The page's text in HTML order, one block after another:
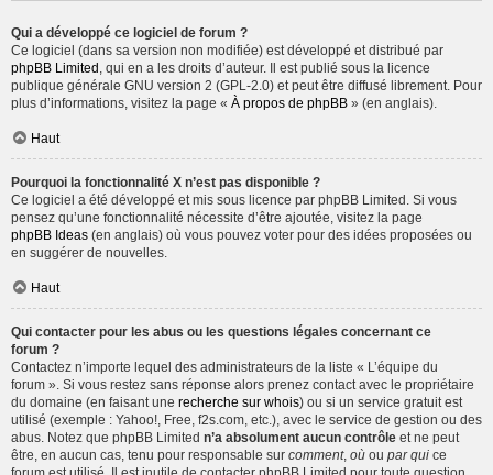
Qui a développé ce logiciel de forum ?
Ce logiciel (dans sa version non modifiée) est développé et distribué par
phpBB Limited , qui en a les droits d’auteur. Il est publié sous la licence
publique générale GNU version 2 (GPL-2.0) et peut être diffusé librement. Pour
plus d’informations, visitez la page « À propos de phpBB » (en anglais).
Haut
Pourquoi la fonctionnalité X n’est pas disponible ?
Ce logiciel a été développé et mis sous licence par phpBB Limited. Si vous
pensez qu’une fonctionnalité nécessite d’être ajoutée, visitez la page
phpBB Ideas (en anglais) où vous pouvez voter pour des idées proposées ou
en suggérer de nouvelles.
Haut
Qui contacter pour les abus ou les questions légales concernant ce
forum ?
Contactez n’importe lequel des administrateurs de la liste « L’équipe du
forum ». Si vous restez sans réponse alors prenez contact avec le propriétaire
du domaine (en faisant une recherche sur whois) ou si un service gratuit est
utilisé (exemple : Yahoo!, Free, f2s.com, etc.), avec le service de gestion ou des
abus. Notez que phpBB Limited n’a absolument aucun contrôle et ne peut
être, en aucun cas, tenu pour responsable sur comment, où ou par qui ce